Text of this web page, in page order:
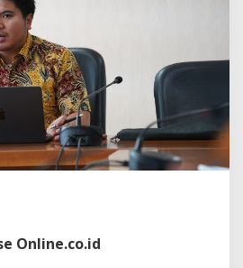
t
D
i
b
a
h
a
s
D
Online.co.id